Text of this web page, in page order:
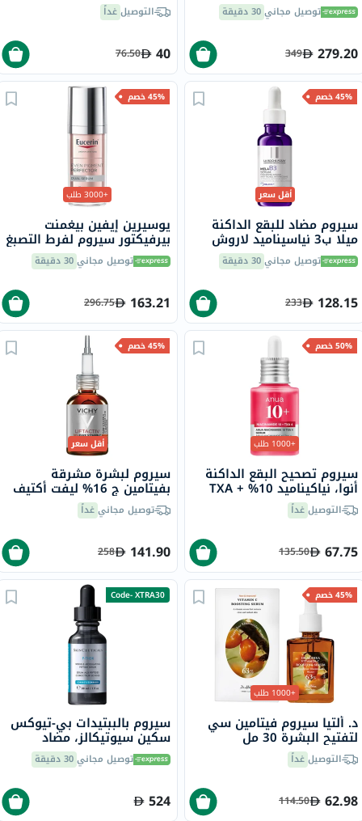
للنساء حزمة من 60 قرص
توصيل مجاني30 دقيقة
279.20
349
ملالتوصيلغداً
40
76.50
45% خصم
أقل سعر
سيروم مضاد للبقع الداكنة
ميلا ب3 نياسيناميد لاروش
بوزيه، لجميع أنواع البشرة -
30 مل توصيل مجاني30 دقيقة
128.15
233
45% خصم
+3000 طلب
يوسيرين إيفين بيغمنت
بيرفيكتور سيروم لفرط التصبغ
المزدوج 30 ملتوصيل مجاني30 دقيقة
163.21
296.75
50% خصم
+1000 طلب
سيروم تصحيح البقع الداكنة
أنوا، نياكيناميد 10% + TXA
4%، 30 مل
التوصيلغداً
67.75
135.50
45% خصم
أقل سعر
سيروم لبشرة مشرقة
بفيتامين ج 16% ليفت أكتيف
فيشي، 20 مل
توصيل مجانيغداً
141.90
258
45% خصم
+1000 طلب
د. ألتيا سيروم فيتامين سي
لتفتيح البشرة 30 مل
التوصيلغداً
62.98
114.50
Code- XTRA30
سيروم بالببتيدات بي-تيوكس
سكين سيوتيكالز، مضاد
للتجاعيد - 30 ملتوصيل مجاني30 دقيقة
524